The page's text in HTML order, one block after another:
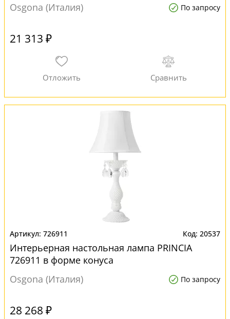
Osgona (Италия)
По запросу
21 313 ₽
726911 20537
Интерьерная настольная лампа PRINCIA
726911 в форме конуса
Osgona (Италия)
По запросу
28 268 ₽